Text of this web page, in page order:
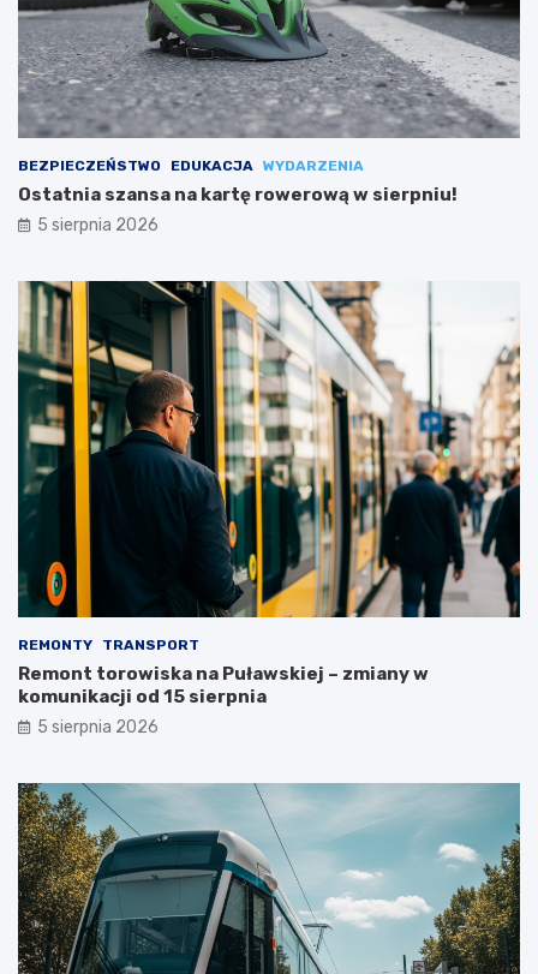
BEZPIECZEŃSTWO EDUKACJA WYDARZENIA
Ostatnia szansa na kartę rowerową w sierpniu!
5 sierpnia 2026
REMONTY TRANSPORT
Remont torowiska na Puławskiej – zmiany w
komunikacji od 15 sierpnia
5 sierpnia 2026